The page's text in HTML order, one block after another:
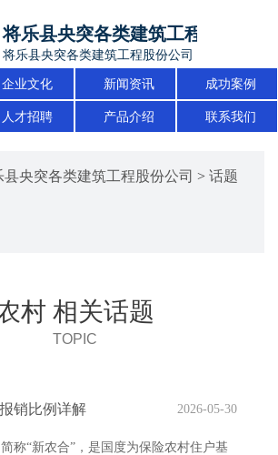
将乐县央突各类建筑工程股份公司
将乐县央突各类建筑工程股份公司
企业文化 新闻资讯 成功案例
人才招聘 产品介绍 联系我们
县央突各类建筑工程股份公司 > 话题
村 相关话题
TOPIC
销比例详解 2026-05-30
称“新农合”，是国度为保险农村住户基